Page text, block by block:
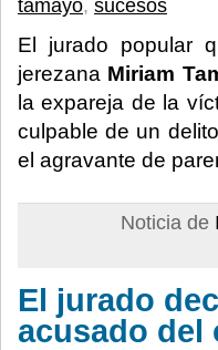
tamayo, sucesos
El jurado popular
jerezana Miriam
la expareja de la
culpable de un
el agravante de
Noticia de
El jurado
acusado del